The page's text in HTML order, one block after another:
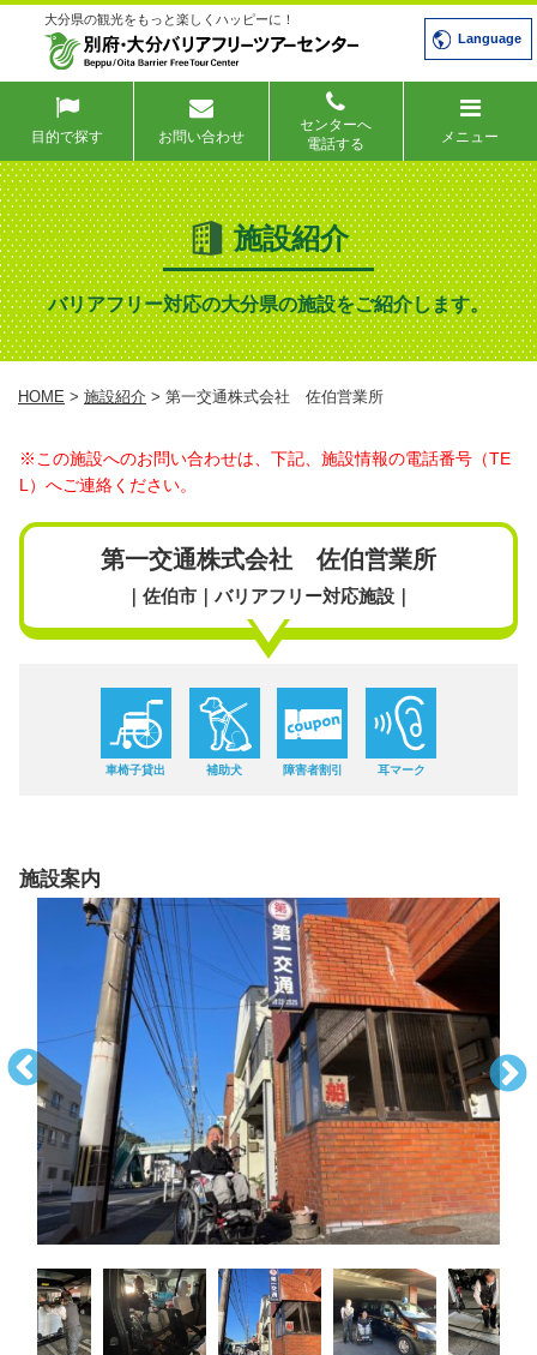
大分県の観光をもっと楽しくハッピーに！
Language
目的で探す お問い合わせ
センターへ
電話する
メニュー
施設紹介
バリアフリー対応の大分県の施設をご紹介します。
HOME > 施設紹介 > 第一交通株式会社 佐伯営業所
※この施設へのお問い合わせは、下記、施設情報の電話番号（TE
L）へご連絡ください。
第一交通株式会社 佐伯営業所
｜佐伯市｜バリアフリー対応施設｜
車椅子貸出 補助犬 障害者割引 耳マーク
施設案内